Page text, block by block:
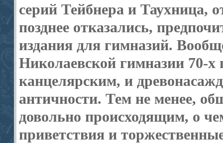
серий Тейбнера и Таухница,
позднее отказались,
издания для гимназий.
Николаевской гимназии 70-х
канцелярским, и
античности. Тем не менее,
довольно происходящим, о
приветствия и